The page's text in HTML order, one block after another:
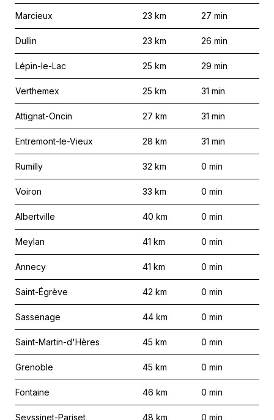
Marcieux 23 km 27 min
Dullin 23 km 26 min
Lépin-le-Lac 25 km 29 min
Verthemex 25 km 31 min
Attignat-Oncin 27 km 31 min
Entremont-le-Vieux 28 km 31 min
Rumilly 32 km 0 min
Voiron 33 km 0 min
Albertville 40 km 0 min
Meylan 41 km 0 min
Annecy 41 km 0 min
Saint-Égrève 42 km 0 min
Sassenage 44 km 0 min
Saint-Martin-d'Hères 45 km 0 min
Grenoble 45 km 0 min
Fontaine 46 km 0 min
Seyssinet-Pariset 48 km 0 min